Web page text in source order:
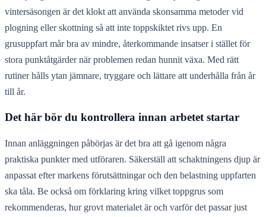
vintersäsongen är det klokt att använda skonsamma metoder vid
plogning eller skottning så att inte toppskiktet rivs upp. En
grusuppfart mår bra av mindre, återkommande insatser i stället för
stora punktåtgärder när problemen redan hunnit växa. Med rätt
rutiner hålls ytan jämnare, tryggare och lättare att underhålla från år
till år.
Det här bör du kontrollera innan arbetet startar
Innan anläggningen påbörjas är det bra att gå igenom några
praktiska punkter med utföraren. Säkerställ att schaktningens djup är
anpassat efter markens förutsättningar och den belastning uppfarten
ska tåla. Be också om förklaring kring vilket toppgrus som
rekommenderas, hur grovt materialet är och varför det passar just